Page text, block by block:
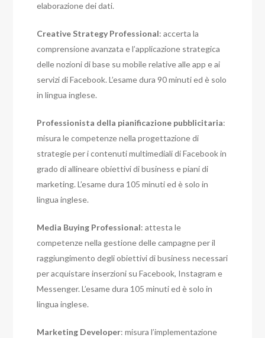
elaborazione dei dati.
Creative Strategy Professional: accerta la
comprensione avanzata e l’applicazione strategica
delle nozioni di base su mobile relative alle app e ai
servizi di Facebook. L’esame dura 90 minuti ed è solo
in lingua inglese.
Professionista della pianificazione pubblicitaria:
misura le competenze nella progettazione di
strategie per i contenuti multimediali di Facebook in
grado di allineare obiettivi di business e piani di
marketing. L’esame dura 105 minuti ed è solo in
lingua inglese.
Media Buying Professional: attesta le
competenze nella gestione delle campagne per il
raggiungimento degli obiettivi di business necessari
per acquistare inserzioni su Facebook, Instagram e
Messenger. L’esame dura 105 minuti ed è solo in
lingua inglese.
Marketing Developer: misura l’implementazione